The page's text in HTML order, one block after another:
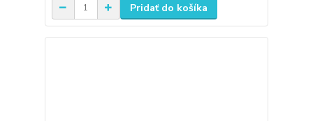
Pridať do košíka